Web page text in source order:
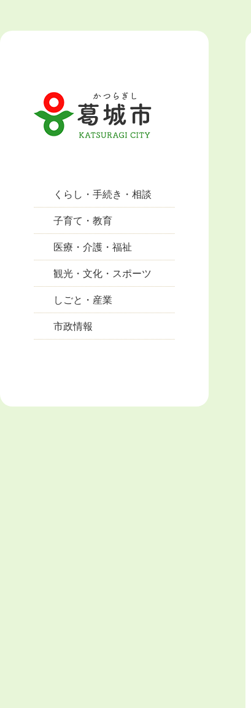
くらし・手続き・相談
子育て・教育
医療・介護・福祉
観光・文化・スポーツ
しごと・産業
市政情報